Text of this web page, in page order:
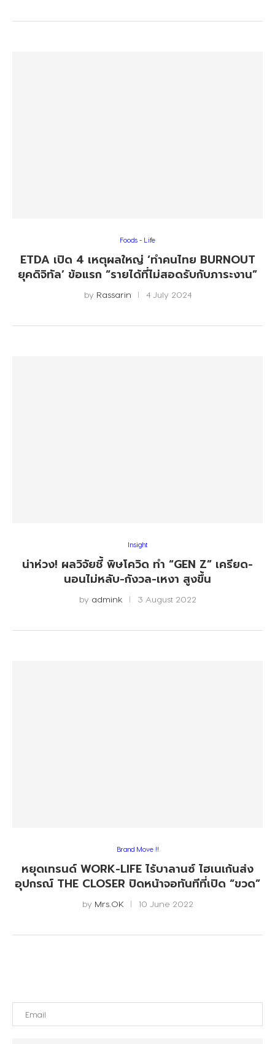
Foods - Life
ETDA เปิด 4 เหตุผลใหญ่ ‘ทำคนไทย BURNOUT
ยุคดิจิทัล’ ข้อแรก “รายได้ที่ไม่สอดรับกับภาระงาน”
by Rassarin 4 July 2024
Insight
น่าห่วง! ผลวิจัยชี้ พิษโควิด ทำ “GEN Z” เครียด-
นอนไม่หลับ-กังวล-เหงา สูงขึ้น
by admink 3 August 2022
Brand Move !!
หยุดเทรนด์ WORK-LIFE ไร้บาลานซ์ ไฮเนเก้นส่ง
อุปกรณ์ THE CLOSER ปิดหน้าจอทันทีที่เปิด “ขวด”
by Mrs.OK 10 June 2022